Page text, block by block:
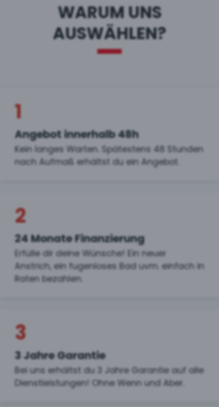
WARUM UNS
AUSWÄHLEN?
1
Angebot innerhalb 48h
Kein langes Warten. Spätestens 48 Stunden
nach Aufmaß erhältst du ein Angebot.
2
24 Monate Finanzierung
Erfülle dir deine Wünsche! Ein neuer
Anstrich, ein fugenloses Bad uvm. einfach in
Raten bezahlen.
3
3 Jahre Garantie
Bei uns erhältst du 3 Jahre Garantie auf alle
Dienstleistungen! Ohne Wenn und Aber.